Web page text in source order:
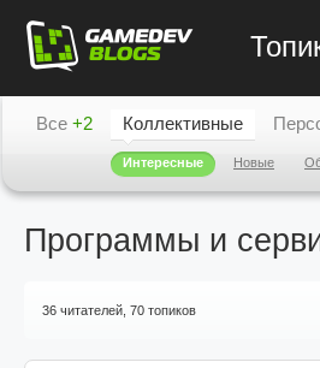
Все +2 Коллективные
Интересные Новые
Программы и
36 читателей, 70 топиков